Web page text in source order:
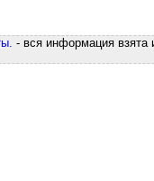
- вся информация взята